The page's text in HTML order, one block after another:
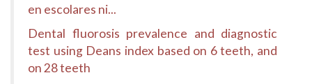
en escolares ni...
Dental fluorosis prevalence and diagnostic
test using Deans index based on 6 teeth, and
on 28 teeth